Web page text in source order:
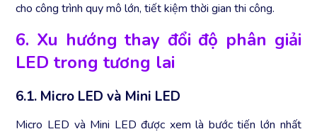
cho công trình quy mô lớn, tiết kiệm thời gian thi công.
6. Xu hướng thay đổi độ phân giải
LED trong tương lai
6.1. Micro LED và Mini LED
Micro LED và Mini LED được xem là bước tiến lớn nhất